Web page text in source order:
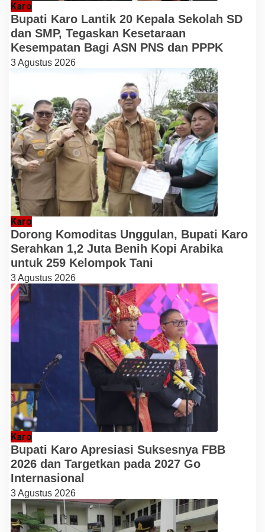
Karo
Bupati Karo Lantik 20 Kepala Sekolah SD
dan SMP, Tegaskan Kesetaraan
Kesempatan Bagi ASN PNS dan PPPK
3 Agustus 2026
Karo
Dorong Komoditas Unggulan, Bupati Karo
Serahkan 1,2 Juta Benih Kopi Arabika
untuk 259 Kelompok Tani
3 Agustus 2026
Karo
Bupati Karo Apresiasi Suksesnya FBB
2026 dan Targetkan pada 2027 Go
Internasional
3 Agustus 2026